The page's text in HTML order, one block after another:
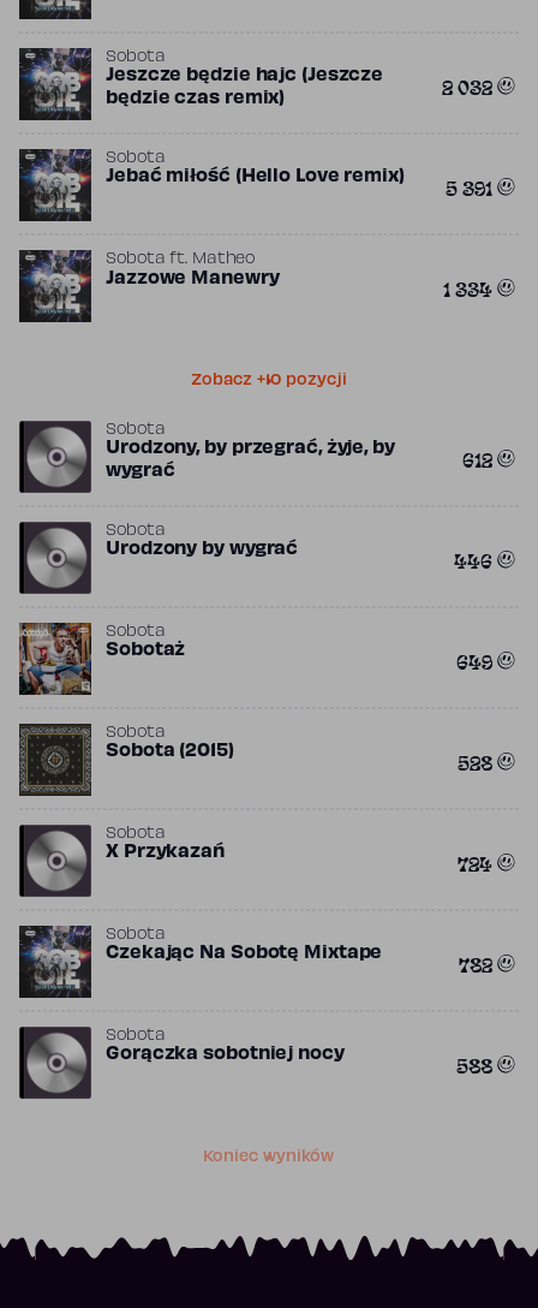
Sobota
Jeszcze będzie hajc (Jeszcze
będzie czas remix)
2 032
Sobota
Jebać miłość (Hello Love remix) 5 391
Sobota ft. Matheo
Jazzowe Manewry 1 334
Zobacz +10 pozycji
Sobota
Urodzony, by przegrać, żyje, by
wygrać
612
Sobota
Urodzony by wygrać 446
Sobota
Sobotaż 649
Sobota
Sobota (2015) 528
Sobota
X Przykazań 724
Sobota
Czekając Na Sobotę Mixtape 782
Sobota
Gorączka sobotniej nocy 588
Koniec wyników